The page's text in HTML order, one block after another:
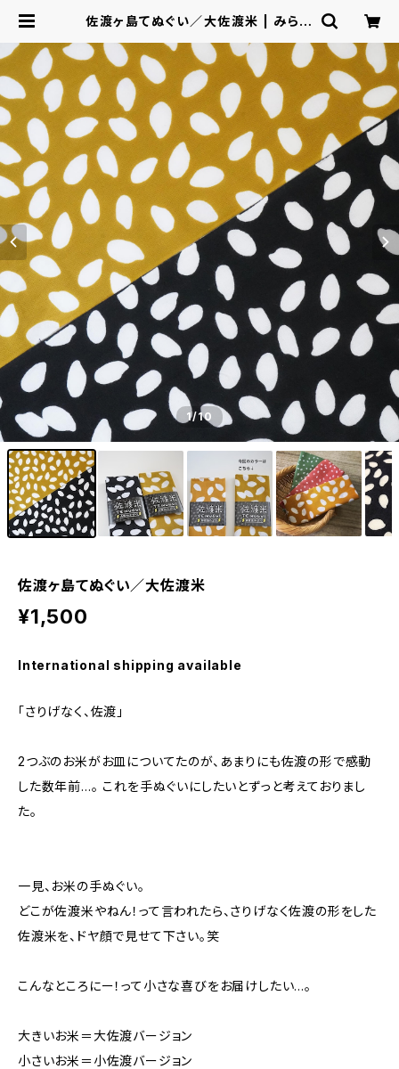
佐渡ヶ島てぬぐい／大佐渡米 | みらい
1/10
佐渡ヶ島てぬぐい／大佐渡米
¥1,500
International shipping available
「さりげなく、佐渡」
2つぶのお米がお皿についてたのが、あまりにも佐渡の形で感動
した数年前…。 これを手ぬぐいにしたいとずっと考えておりまし
た。
一見、お米の手ぬぐい。
どこが佐渡米やねん！って言われたら、さりげなく佐渡の形をした
佐渡米を、ドヤ顔で見せて下さい。笑
こんなところにー！って小さな喜びをお届けしたい…。
大きいお米＝大佐渡バージョン
小さいお米＝小佐渡バージョン